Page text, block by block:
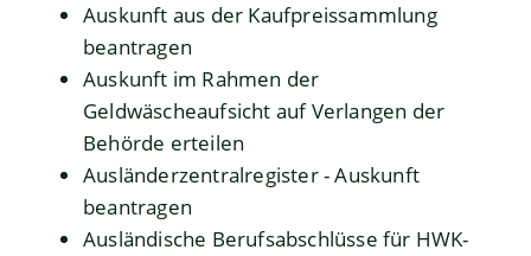
Auskunft aus der Kaufpreissammlung
beantragen
Auskunft im Rahmen der
Geldwäscheaufsicht auf Verlangen der
Behörde erteilen
Ausländerzentralregister - Auskunft
beantragen
Ausländische Berufsabschlüsse für HWK-